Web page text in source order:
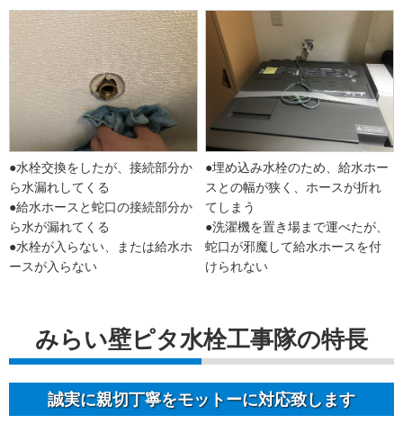
●水栓交換をしたが、接続部分か
ら水漏れしてくる
●給水ホースと蛇口の接続部分か
ら水が漏れてくる
●水栓が入らない、または給水ホ
ースが入らない
●埋め込み水栓のため、給水ホー
スとの幅が狭く、ホースが折れ
てしまう
●洗濯機を置き場まで運べたが、
蛇口が邪魔して給水ホースを付
けられない
みらい壁ピタ水栓工事隊の特長
誠実に親切丁寧をモットーに対応致します